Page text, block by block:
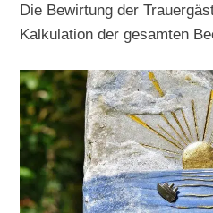
Die Bewirtung der
Kalkulation der gesamten